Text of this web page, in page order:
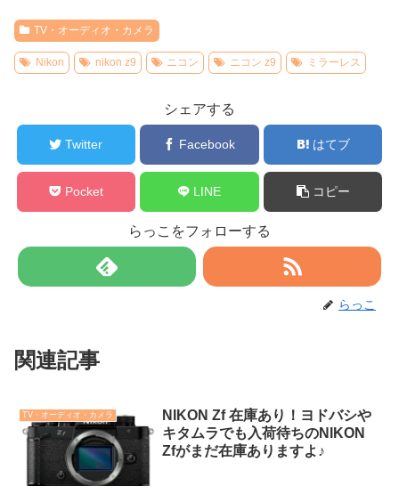
TV・オーディオ・カメラ
Nikon nikon z9 ニコン ニコン z9 ミラーレス
シェアする
Twitter Facebook はてブ
Pocket LINE コピー
らっこをフォローする
らっこ
関連記事
TV・オーディオ・カメラ
NIKON Zf 在庫あり！ヨドバシや
キタムラでも入荷待ちのNIKON
Zfがまだ在庫ありますよ♪